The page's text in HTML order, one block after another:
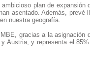
plan de expansión
asentado. Además,
nuestra geografía.
gracias a la
Austria, y representa el